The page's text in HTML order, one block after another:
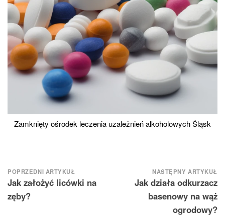
Zamknięty ośrodek leczenia uzależnień alkoholowych Śląsk
Nawigacja
wpisu
POPRZEDNI ARTYKUŁ
Jak założyć licówki na
zęby?
NASTĘPNY ARTYKUŁ
Jak działa odkurzacz
basenowy na wąż
ogrodowy?